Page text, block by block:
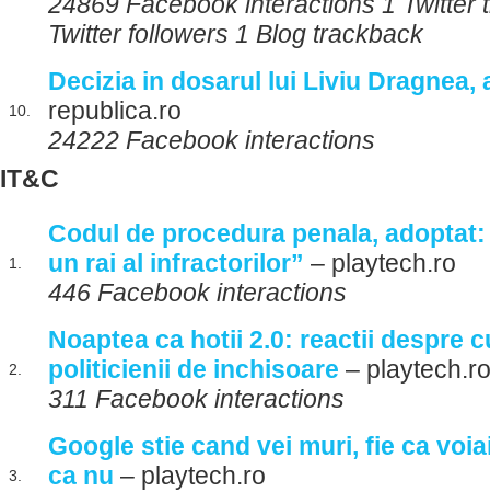
Twitter followers 1 Blog trackback
10.
Decizia in dosarul lui Liviu Dragnea,
republica.ro
24222 Facebook interactions
IT&C
1.
Codul de procedura penala,
un rai al infractorilor” – playtech.ro
446 Facebook interactions
2.
Noaptea ca hotii 2.0: reactii despre
politicienii de inchisoare – playtech.ro
311 Facebook interactions
3.
Google stie cand vei muri, fie ca
ca nu – playtech.ro